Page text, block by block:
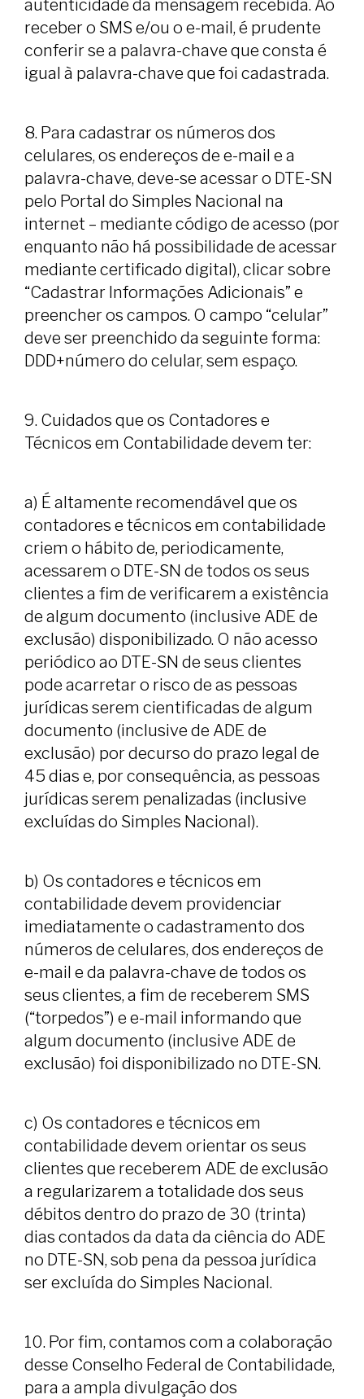
autenticidade da mensagem recebida. Ao
receber o SMS e/ou o e-mail, é prudente
conferir se a palavra-chave que consta é
igual à palavra-chave que foi cadastrada.
8. Para cadastrar os números dos
celulares, os endereços de e-mail e a
palavra-chave, deve-se acessar o DTE-SN
pelo Portal do Simples Nacional na
internet – mediante código de acesso (por
enquanto não há possibilidade de acessar
mediante certificado digital), clicar sobre
“Cadastrar Informações Adicionais” e
preencher os campos. O campo “celular”
deve ser preenchido da seguinte forma:
DDD+número do celular, sem espaço.
9. Cuidados que os Contadores e
Técnicos em Contabilidade devem ter:
a) É altamente recomendável que os
contadores e técnicos em contabilidade
criem o hábito de, periodicamente,
acessarem o DTE-SN de todos os seus
clientes a fim de verificarem a existência
de algum documento (inclusive ADE de
exclusão) disponibilizado. O não acesso
periódico ao DTE-SN de seus clientes
pode acarretar o risco de as pessoas
jurídicas serem cientificadas de algum
documento (inclusive de ADE de
exclusão) por decurso do prazo legal de
45 dias e, por consequência, as pessoas
jurídicas serem penalizadas (inclusive
excluídas do Simples Nacional).
b) Os contadores e técnicos em
contabilidade devem providenciar
imediatamente o cadastramento dos
números de celulares, dos endereços de
e-mail e da palavra-chave de todos os
seus clientes, a fim de receberem SMS
(“torpedos”) e e-mail informando que
algum documento (inclusive ADE de
exclusão) foi disponibilizado no DTE-SN.
c) Os contadores e técnicos em
contabilidade devem orientar os seus
clientes que receberem ADE de exclusão
a regularizarem a totalidade dos seus
débitos dentro do prazo de 30 (trinta)
dias contados da data da ciência do ADE
no DTE-SN, sob pena da pessoa jurídica
ser excluída do Simples Nacional.
10. Por fim, contamos com a colaboração
desse Conselho Federal de Contabilidade,
para a ampla divulgação dos